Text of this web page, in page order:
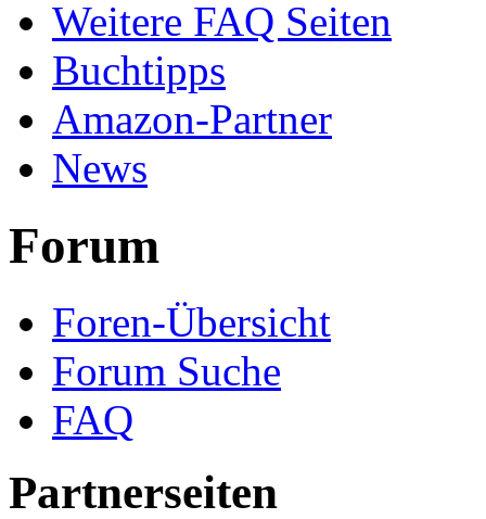
Weitere FAQ Seiten
Buchtipps
Amazon-Partner
News
Forum
Foren-Übersicht
Forum Suche
FAQ
Partnerseiten